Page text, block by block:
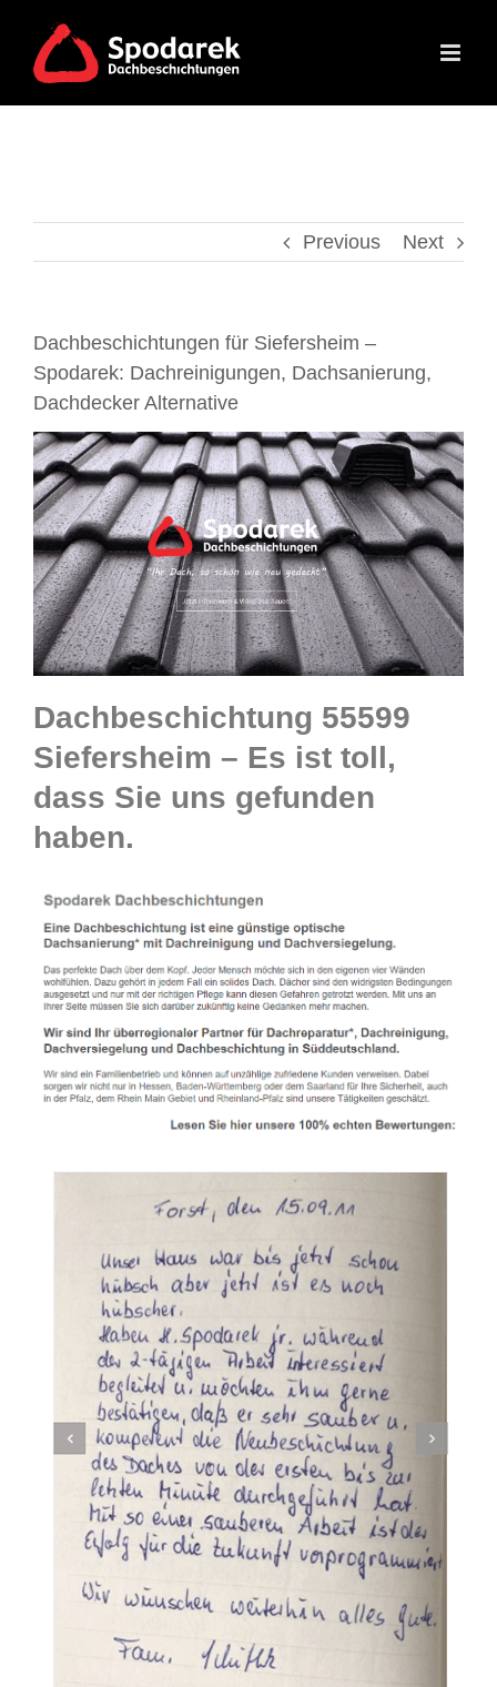
content
Previous Next
Dachbeschichtungen für Siefersheim –
Spodarek: Dachreinigungen, Dachsanierung,
Dachdecker Alternative
Dachbeschichtung 55599
Siefersheim – Es ist toll,
dass Sie uns gefunden
haben.